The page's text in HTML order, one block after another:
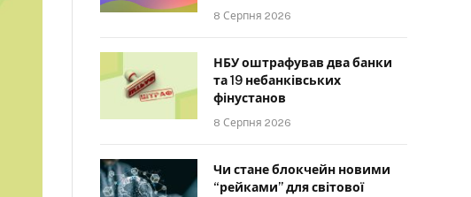
8 Серпня 2026
НБУ оштрафував два банки
та 19 небанківських
фінустанов
8 Серпня 2026
Чи стане блокчейн новими
“рейками” для світової